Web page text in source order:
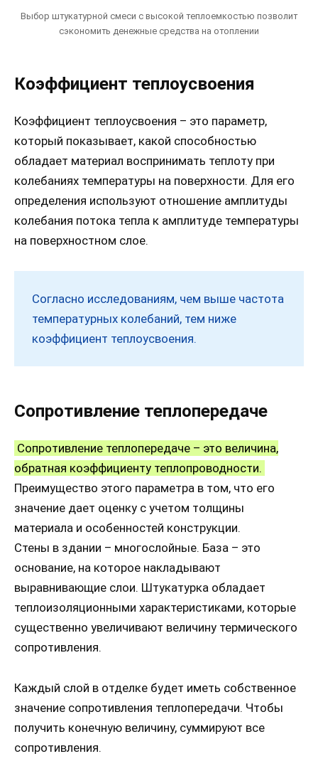
Выбор штукатурной смеси с высокой теплоемкостью позволит
сэкономить денежные средства на отоплении
Коэффициент теплоусвоения
Коэффициент теплоусвоения – это параметр,
который показывает, какой способностью
обладает материал воспринимать теплоту при
колебаниях температуры на поверхности. Для его
определения используют отношение амплитуды
колебания потока тепла к амплитуде температуры
на поверхностном слое.
Согласно исследованиям, чем выше частота
температурных колебаний, тем ниже
коэффициент теплоусвоения.
Сопротивление теплопередаче
Сопротивление теплопередаче – это величина,
обратная коэффициенту теплопроводности.
Преимущество этого параметра в том, что его
значение дает оценку с учетом толщины
материала и особенностей конструкции.
Стены в здании – многослойные. База – это
основание, на которое накладывают
выравнивающие слои. Штукатурка обладает
теплоизоляционными характеристиками, которые
существенно увеличивают величину термического
сопротивления.
Каждый слой в отделке будет иметь собственное
значение сопротивления теплопередачи. Чтобы
получить конечную величину, суммируют все
сопротивления.